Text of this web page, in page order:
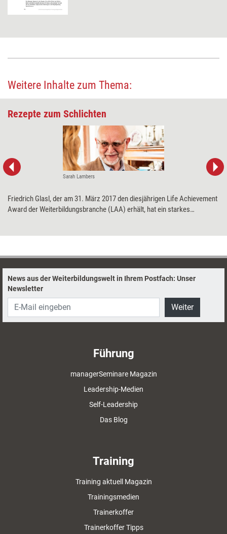
Weitere Inhalte zum Thema:
Rezepte zum Schlichten
Sarah Lambers
Friedrich Glasl, der am 31. März 2017 den diesjährigen Life Achievement
Award der Weiterbildungsbranche (LAA) erhält, hat ein starkes
News aus der Weiterbildungswelt in Ihrem Postfach: Unser
Newsletter
Weiter
Führung
managerSeminare Magazin
Leadership-Medien
Self-Leadership
Das Blog
Training
Training aktuell Magazin
Trainingsmedien
Trainerkoffer
Trainerkoffer Tipps